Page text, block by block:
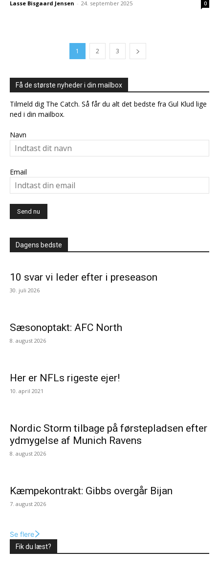
Lasse Bisgaard Jensen - 24. september 2025 0
1 2 3
Få de største nyheder i din mailbox
Tilmeld dig The Catch. Så får du alt det bedste fra Gul Klud lige
ned i din mailbox.
Navn
Email
Dagens bedste
10 svar vi leder efter i preseason
30. juli 2026
Sæsonoptakt: AFC North
8. august 2026
Her er NFLs rigeste ejer!
10. april 2021
Nordic Storm tilbage på førstepladsen efter
ydmygelse af Munich Ravens
8. august 2026
Kæmpekontrakt: Gibbs overgår Bijan
7. august 2026
Se flere
Fik du læst?